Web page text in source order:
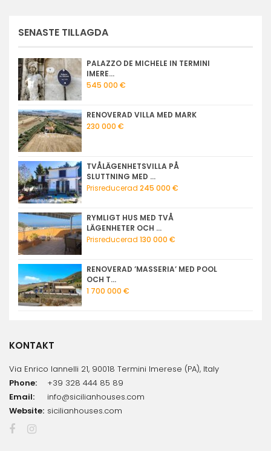
SENASTE TILLAGDA
PALAZZO DE MICHELE IN TERMINI
IMERE...
545 000 €
RENOVERAD VILLA MED MARK
230 000 €
TVÅLÄGENHETSVILLA PÅ
SLUTTNING MED ...
Prisreducerad 245 000 €
RYMLIGT HUS MED TVÅ
LÄGENHETER OCH ...
Prisreducerad 130 000 €
RENOVERAD ’MASSERIA’ MED POOL
OCH T...
1 700 000 €
KONTAKT
Via Enrico Iannelli 21, 90018 Termini Imerese (PA), Italy
Phone:
+39 328 444 85 89
Email:
info@sicilianhouses.com
Website: sicilianhouses.com